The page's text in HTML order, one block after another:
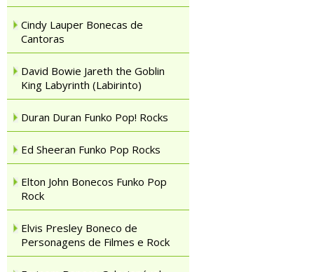
Cindy Lauper Bonecas de
Cantoras
David Bowie Jareth the Goblin
King Labyrinth (Labirinto)
Duran Duran Funko Pop! Rocks
Ed Sheeran Funko Pop Rocks
Elton John Bonecos Funko Pop
Rock
Elvis Presley Boneco de
Personagens de Filmes e Rock